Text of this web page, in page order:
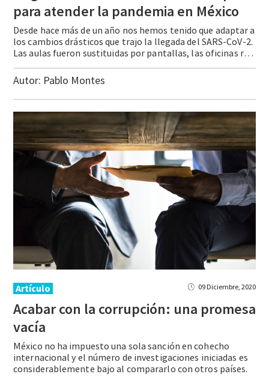
para atender la pandemia en México
Desde hace más de un año nos hemos tenido que adaptar a
los cambios drásticos que trajo la llegada del SARS-CoV-2.
Las aulas fueron sustituidas por pantallas, las oficinas reemplazadas por espacios en casa, los abrazos por emojis y los síntomas de una gripe ligera se convirtieron en una profunda señal de alarma. Lo … Continue reading La guerra sin fusil: un año de compras para atender la pandemia en México
Autor: Pablo Montes
Artículo 09 Diciembre, 2020
Acabar con la corrupción: una promesa
vacía
México no ha impuesto una sola sanción en cohecho
internacional y el número de investigaciones iniciadas es
considerablemente bajo al compararlo con otros países.